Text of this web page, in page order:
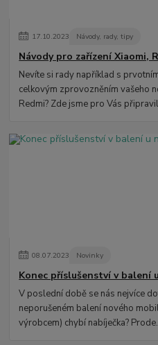
17.10.2023 Návody, rady, tipy
Návody pro zařízení Xiaomi,
Nevíte si rady například s
celkovým zprovozněním vašeho
Redmi? Zde jsme pro Vás
08.07.2023 Novinky
Konec příslušenství v balení
V poslední době se nás nejvíce
neporušeném balení nového
výrobcem) chybí nabíječka?